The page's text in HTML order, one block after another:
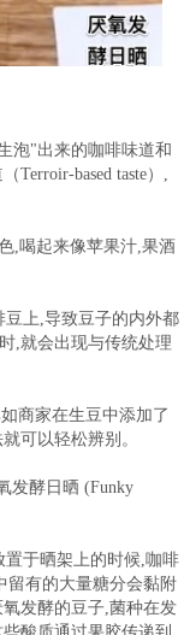
泡"出来的咖啡味道和
Terroir-based taste）,
,喝起来像苹果汁,果酒
上,导致豆子的内外都
,就会出现与传统处理
商家在生豆中添加了
可以轻松辨别。
发酵日晒 (Funky
于晒架上的时候,咖啡
留有的大量糖分会黏附
发酵的豆子,菌种在发